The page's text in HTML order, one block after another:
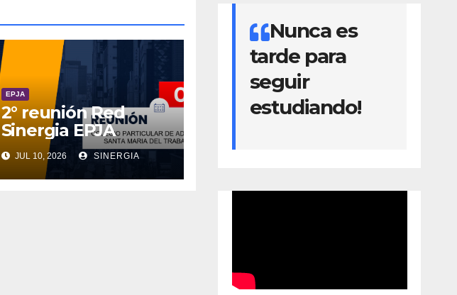
EPJA
2° reunión Red
Sinergia EPJA
JUL 10, 2026 SINERGIA
Nunca es
tarde para
seguir
estudiando!